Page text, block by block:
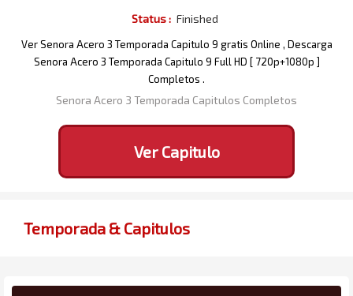
Status : Finished
Ver Senora Acero 3 Temporada Capitulo 9 gratis Online , Descarga
Senora Acero 3 Temporada Capitulo 9 Full HD [ 720p+1080p ]
Completos .
Senora Acero 3 Temporada Capitulos Completos
Ver Capitulo
Temporada & Capitulos